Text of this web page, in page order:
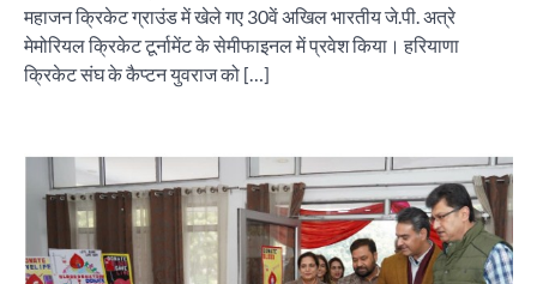
महाजन क्रिकेट ग्राउंड में खेले गए 30वें अखिल भारतीय जे.पी. अत्रे
मेमोरियल क्रिकेट टूर्नामेंट के सेमीफाइनल में प्रवेश किया। हरियाणा
क्रिकेट संघ के कैप्टन युवराज को […]